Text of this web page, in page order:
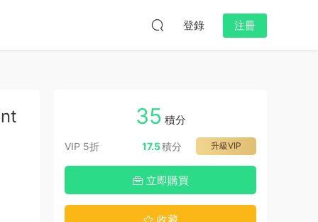
登錄 注冊
35 積分
VIP 5折 升級VIP
17.5積分
立即購買